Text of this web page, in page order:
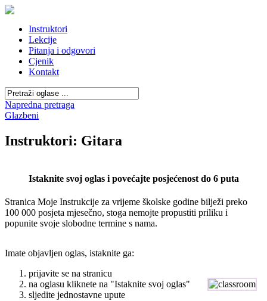
Instruktori
Lekcije
Pitanja i odgovori
Cjenik
Kontakt
Napredna pretraga
Glazbeni
Instruktori: Gitara
Istaknite svoj oglas i povećajte posjećenost do 6 puta
Stranica Moje Instrukcije za vrijeme školske godine bilježi preko
100 000 posjeta mjesečno, stoga nemojte propustiti priliku i
popunite svoje slobodne termine s nama.
Imate objavljen oglas, istaknite ga:
prijavite se na stranicu
na oglasu kliknete na "Istaknite svoj oglas"
sljedite jednostavne upute